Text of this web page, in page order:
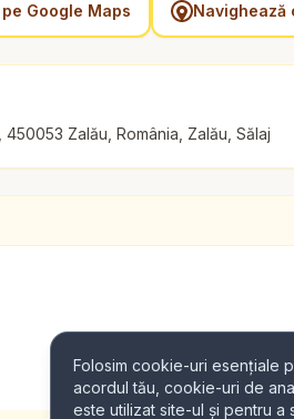
Folosim cookie-uri esențiale
acordul tău, cookie-uri de
este utilizat site-ul și pentru a
Google Maps Navighează
450053 Zalău, România, Zalău, Sălaj